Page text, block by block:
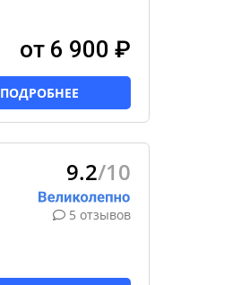
от 6 900 ₽
ПОДРОБНЕЕ
9.2/10
5 отзывов